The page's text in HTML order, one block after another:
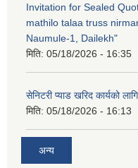
Invitation for Sealed
mathilo talaa truss
Naumule-1, Dailekh"
मिति: 05/18/2026 - 16:35
सेनिटरी प्याड खरिद कार्यको
मिति: 05/18/2026 - 16:13
अन्य